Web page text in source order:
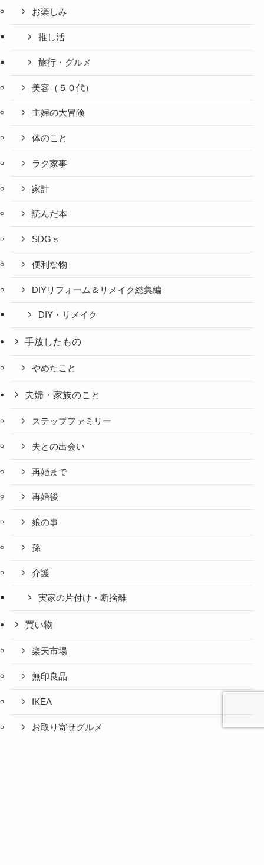
お楽しみ
推し活
旅行・グルメ
美容（５０代）
主婦の大冒険
体のこと
ラク家事
家計
読んだ本
SDGｓ
便利な物
DIYリフォーム＆リメイク総集編
DIY・リメイク
手放したもの
やめたこと
夫婦・家族のこと
ステップファミリー
夫との出会い
再婚まで
再婚後
娘の事
孫
介護
実家の片付け・断捨離
買い物
楽天市場
無印良品
IKEA
お取り寄せグルメ